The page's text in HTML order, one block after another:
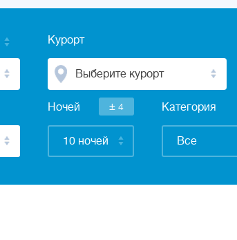
Курорт
Выберите курорт
Ночей ±4
10 ночей
Категория
Все